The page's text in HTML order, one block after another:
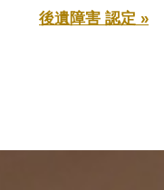
後遺障害 認定 »